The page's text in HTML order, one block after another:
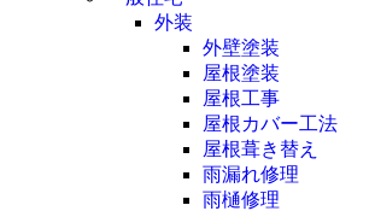
外装
外壁塗装
屋根塗装
屋根工事
屋根カバー工法
屋根葺き替え
雨漏れ修理
雨樋修理